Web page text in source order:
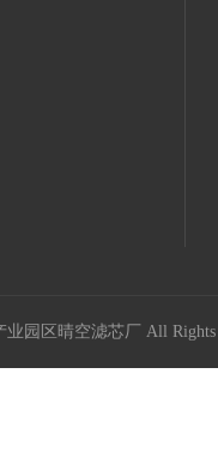
业园区晴空滤芯厂 All